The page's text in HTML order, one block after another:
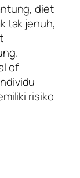
diet
tak jenuh,
of
risiko